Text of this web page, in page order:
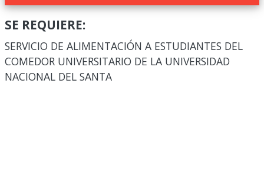
SE REQUIERE:
SERVICIO DE ALIMENTACIÓN A ESTUDIANTES DEL
COMEDOR UNIVERSITARIO DE LA UNIVERSIDAD
NACIONAL DEL SANTA